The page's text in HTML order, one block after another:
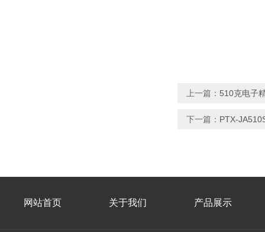
上一篇： 510克电子
下一篇： PTX-
网站首页 关于我们 产品展示